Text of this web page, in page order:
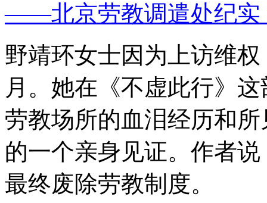
——北京劳教调遣处纪实
野靖环女士因为上访维
月。她在《不虚此行》
劳教场所的血泪经历和
的一个亲身见证。作者
最终废除劳教制度。